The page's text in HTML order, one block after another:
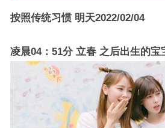
按照传统习惯 明天2022/02/04
凌晨04：51分 立春 之后出生的宝